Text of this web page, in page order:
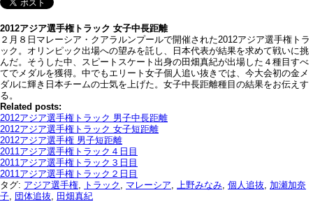
2012アジア選手権トラック 女子中長距離
２月８日マレーシア・クアラルンプールで開催された2012アジア選手権トラ
ック。オリンピック出場への望みを託し、日本代表が結果を求めて戦いに挑
んだ。そうした中、スピートスケート出身の田畑真紀が出場した４種目すべ
てでメダルを獲得。中でもエリート女子個人追い抜きでは、今大会初の金メ
ダルに輝き日本チームの士気を上げた。女子中長距離種目の結果をお伝えす
る。
Related posts:
2012アジア選手権トラック 男子中長距離
2012アジア選手権トラック 女子短距離
2012アジア選手権 男子短距離
2011アジア選手権トラック４日目
2011アジア選手権トラック３日目
2011アジア選手権トラック２日目
タグ: アジア選手権, トラック , マレーシア, 上野みなみ, 個人追抜, 加瀬加奈
子, 団体追抜, 田畑真紀